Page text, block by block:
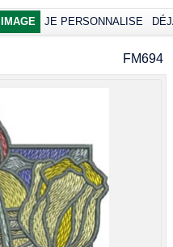
IMAGE JE PERSONNALISE
FM694